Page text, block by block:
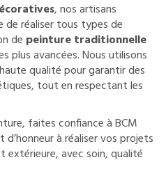
, nos artisans
de réaliser tous types de
de peinture traditionnelle
plus avancées. Nous utilisons
qualité pour garantir des
tout en respectant les
faites confiance à BCM
à réaliser vos projets
extérieure, avec soin, qualité